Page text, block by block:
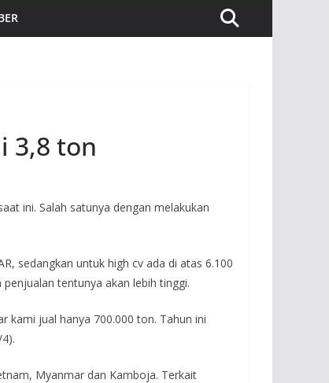
3,8 ton
ini. Salah satunya dengan melakukan
sedangkan untuk high cv ada di atas 6.100
tentunya akan lebih tinggi.
kami jual hanya 700.000 ton. Tahun ini
Myanmar dan Kamboja. Terkait